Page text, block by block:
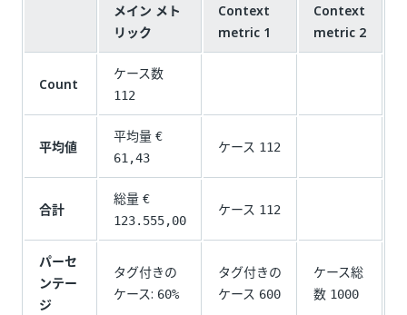
メイン メト
リック
Context
metric 1
Context
metric 2
Count
ケース数
112
平均値
平均量 €
61,43
ケース 112
合計
総量 €
123.555,00
ケース 112
パーセ
ンテー
ジ
タグ付きの
ケース: 60%
タグ付きの
ケース 600
ケース総
数 1000